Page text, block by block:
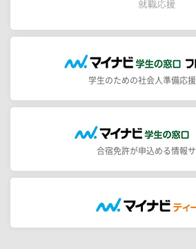
学生のための社会人準備応
合宿免許が申込める情報